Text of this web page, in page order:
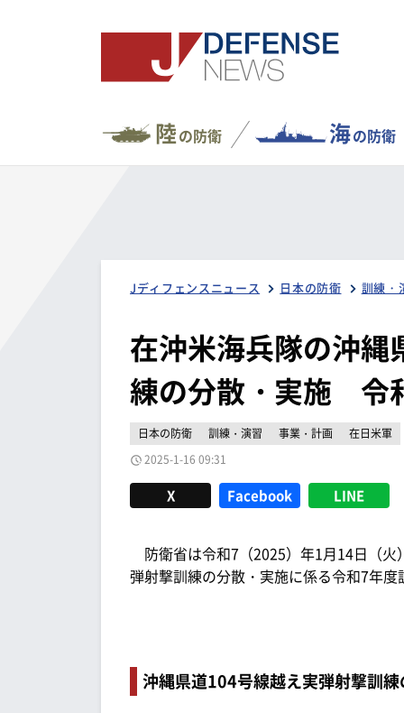
陸の防衛 海の防衛
Jディフェンスニュース 日本の防衛 訓練・
在沖米海兵隊の沖
練の分散・実施 令
日本の防衛 訓練・演習 事業・計画
在日米軍
2025-1-16 09:31
X Facebook LINE
防衛省は令和7（2025）年1月14日（
弾射撃訓練の分散・実施に係る令和7年
沖縄県道104号線越え実弾射撃訓